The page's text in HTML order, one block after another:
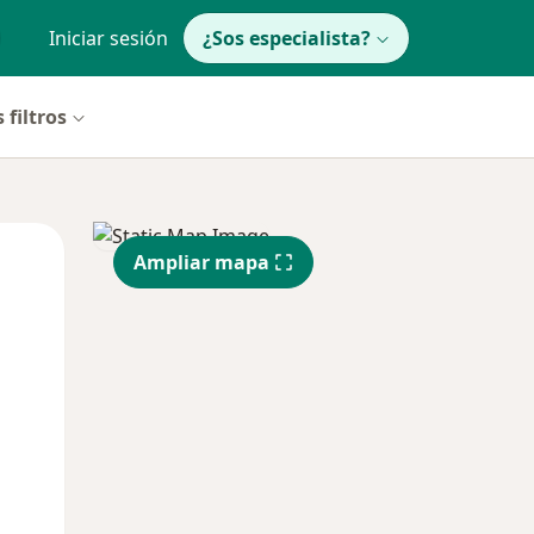
Iniciar sesión ¿Sos especialista?
filtros
Mié
12 Ago
Jue
13 Ago
Ampliar mapa